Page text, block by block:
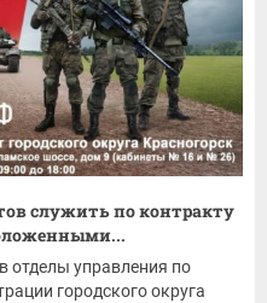
служить по контракту
отделы управления по
городского округа